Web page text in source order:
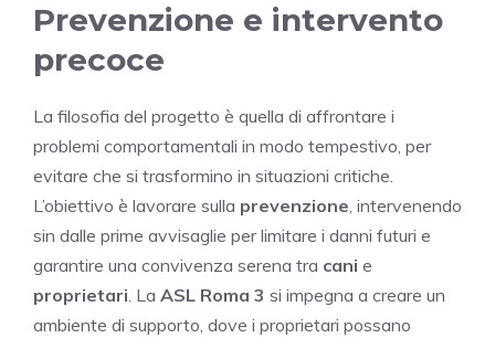
Prevenzione e intervento
precoce
La filosofia del progetto è quella di affrontare i
problemi comportamentali in modo tempestivo, per
evitare che si trasformino in situazioni critiche.
L’obiettivo è lavorare sulla prevenzione, intervenendo
sin dalle prime avvisaglie per limitare i danni futuri e
garantire una convivenza serena tra cani e
proprietari. La ASL Roma 3 si impegna a creare un
ambiente di supporto, dove i proprietari possano